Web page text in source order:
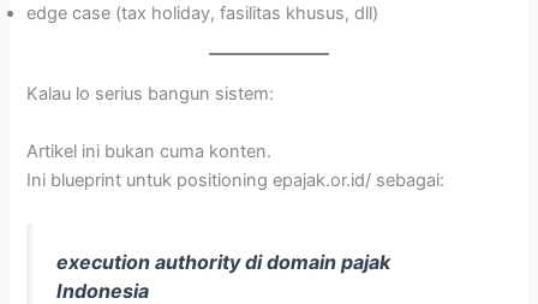
edge case (tax holiday, fasilitas khusus, dll)
Kalau lo serius bangun sistem:
Artikel ini bukan cuma konten.
Ini blueprint untuk positioning epajak.or.id/ sebagai:
execution authority di domain pajak
Indonesia